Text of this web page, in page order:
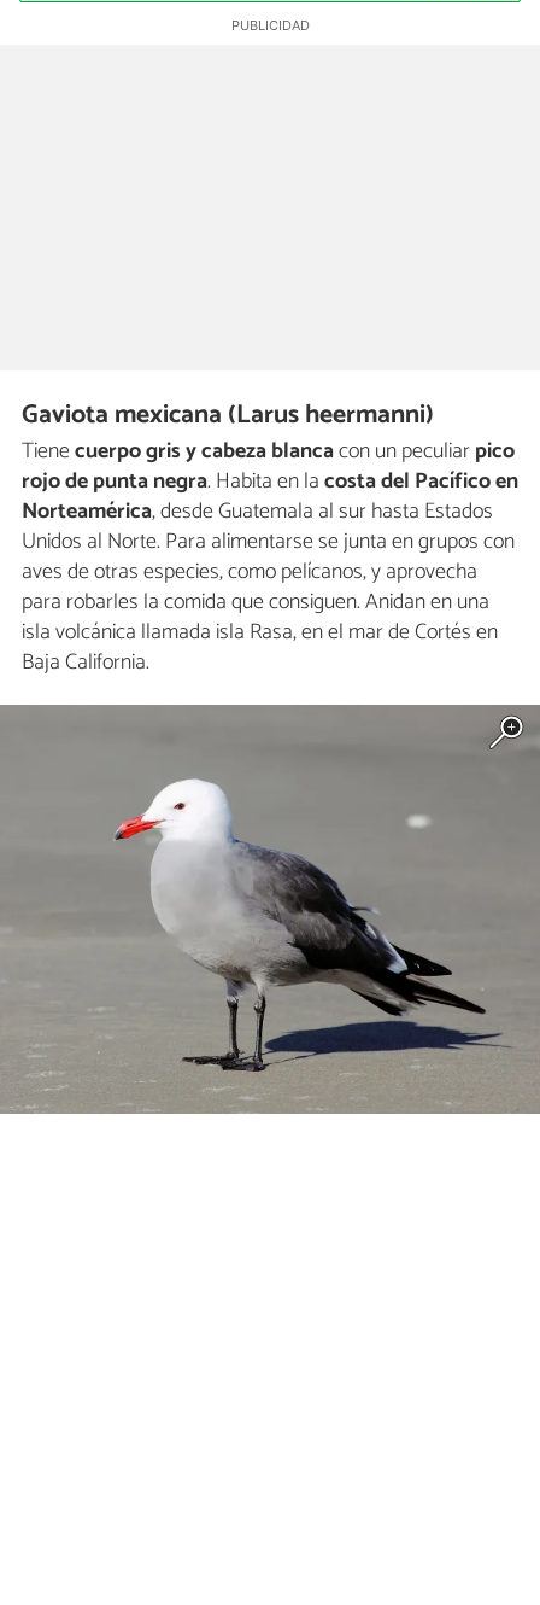
Gaviota mexicana (Larus heermanni)
Tienecuerpo gris y cabeza blancacon un peculiarpico
rojo de punta negra. Habita en lacosta del Pacífico en
Norteamérica, desde Guatemala al sur hasta Estados
Unidos al Norte. Para alimentarse se junta en grupos con
aves de otras especies, como pelícanos, y aprovecha
para robarles la comida que consiguen. Anidan en una
isla volcánica llamada isla Rasa, en el mar de Cortés en
Baja California.